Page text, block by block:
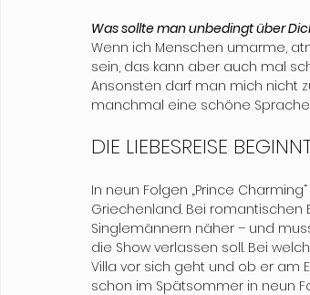
Was sollte man unbedingt über
Wenn ich Menschen umarme,
sein, das kann aber auch mal
Ansonsten darf man mich nicht
manchmal eine schöne
DIE LIEBESREISE
In neun Folgen „Prince
Griechenland. Bei
Singlemännern näher – und
die Show verlassen soll. Bei
Villa vor sich geht und ob er am
schon im Spätsommer in neun